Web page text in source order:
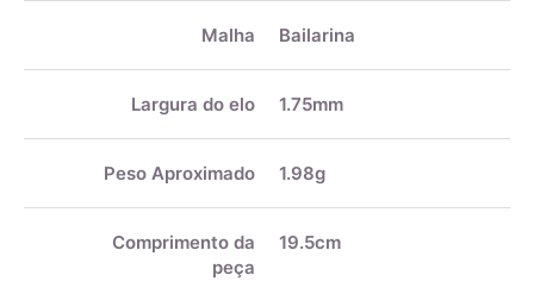
Malha Bailarina
Largura do elo 1.75mm
Peso Aproximado 1.98g
Comprimento da
peça
19.5cm